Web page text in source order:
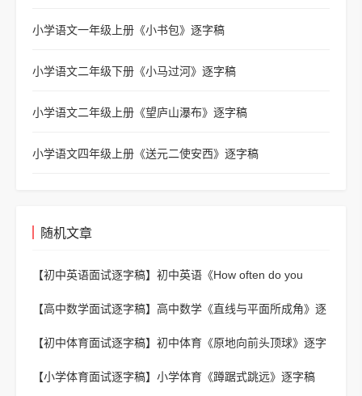
小学语文一年级上册《小书包》逐字稿
小学语文二年级下册《小马过河》逐字稿
小学语文二年级上册《望庐山瀑布》逐字稿
小学语文四年级上册《送元二使安西》逐字稿
随机文章
【初中英语面试逐字稿】 初中英语《How often do you
【高中数学面试逐字稿】 高中数学《直线与平面所成角》逐
【初中体育面试逐字稿】 初中体育《原地向前头顶球》逐字
【小学体育面试逐字稿】 小学体育《蹲踞式跳远》逐字稿